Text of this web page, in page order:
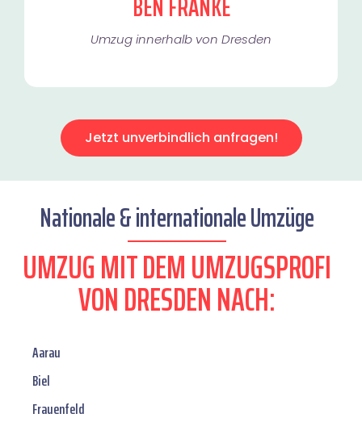
Umzug innerhalb von Dresden​
Jetzt unverbindlich anfragen!
Nationale & internationale Umzüge
UMZUG MIT DEM UMZUGSPROFI
VON DRESDEN NACH:
Aarau
Biel
Frauenfeld